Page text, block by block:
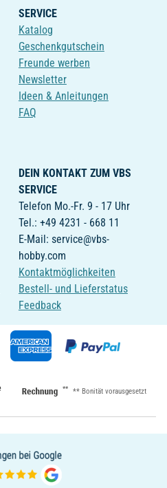
SERVICE
Katalog
Geschenkgutschein
Freunde werben
Newsletter
Ideen & Anleitungen
FAQ
DEIN KONTAKT ZUM VBS
SERVICE
Telefon Mo.-Fr. 9 - 17 Uhr
Tel.: +49 4231 - 668 11
E-Mail: service@vbs-
hobby.com
Kontaktmöglichkeiten
Bestell- und Lieferstatus
Feedback
** ** Bonität vorausgesetzt